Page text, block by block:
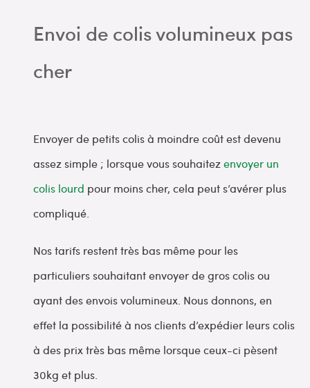
Envoi de colis volumineux pas
cher
Envoyer de petits colis à moindre coût est devenu
assez simple ; lorsque vous souhaitezenvoyer un
colis lourd pour moins cher, cela peut s’avérer plus
compliqué.
Nos tarifs restent très bas même pour les
particuliers souhaitant envoyer de gros colis ou
ayant des envois volumineux. Nous donnons, en
effet la possibilité à nos clients d’expédier leurs colis
à des prix très bas même lorsque ceux-ci pèsent
30kg et plus.